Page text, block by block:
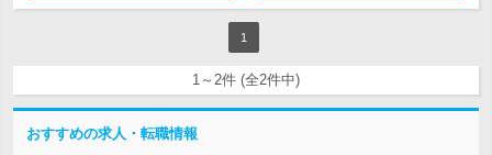
1
1～2件 (全2件中)
おすすめの求人・転職情報